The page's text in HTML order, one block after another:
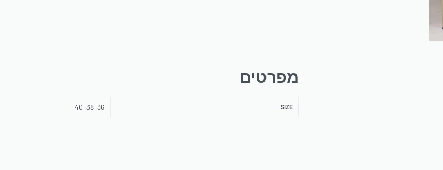
מפרטים
SIZE
36, 38, 40